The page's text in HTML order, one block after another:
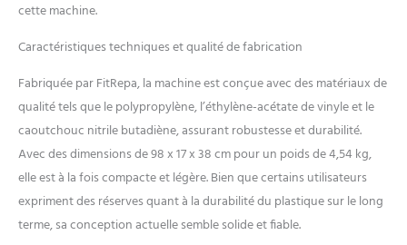
pilates portable est conçu
actifs n'importe où, que ce
soit à la maison, au bureau
ou en voyage. Son design
léger et facile à utiliser vous
permet de faire un
entraînement amusant et
efficace quel que soit votre
emploi du temps, apportant
la planche de réformateur de
cette machine.
Caractéristiques techniques et qualité de fabrication
Fabriquée par FitRepa, la machine est conçue avec des matériaux de
qualité tels que le polypropylène, l’éthylène-acétate de vinyle et le
caoutchouc nitrile butadiène, assurant robustesse et durabilité.
Avec des dimensions de 98 x 17 x 38 cm pour un poids de 4,54 kg,
elle est à la fois compacte et légère. Bien que certains utilisateurs
expriment des réserves quant à la durabilité du plastique sur le long
terme, sa conception actuelle semble solide et fiable.